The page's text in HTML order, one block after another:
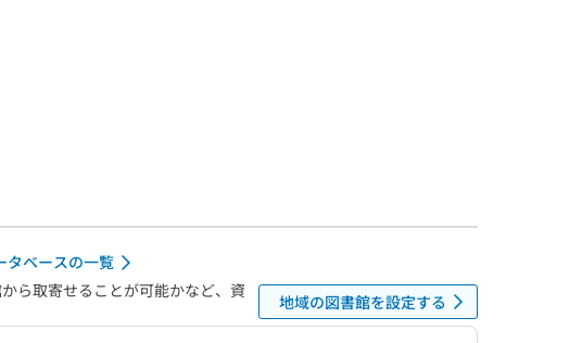
タベースの一覧
ら取寄せることが可能かなど、資
地域の図書館を設定する